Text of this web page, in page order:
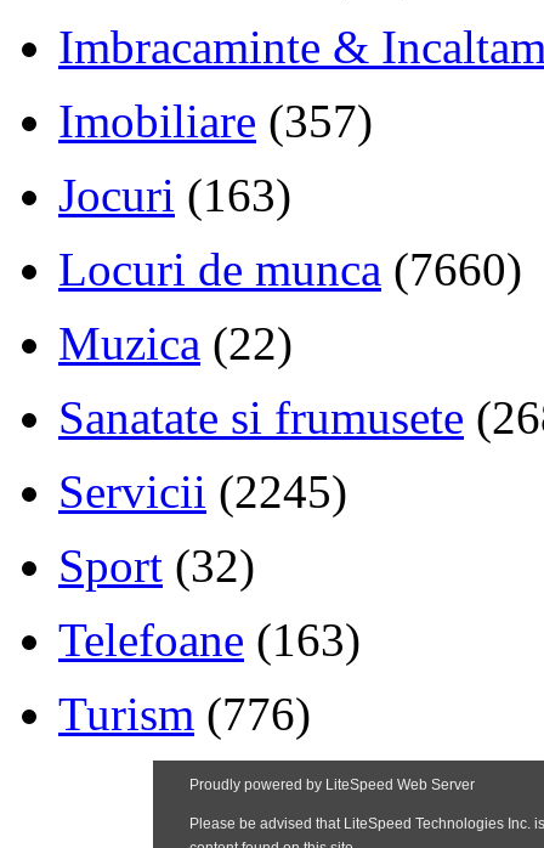
Imbracaminte &
Imobiliare (357)
Jocuri (163)
Locuri de munca (7660)
Muzica (22)
Sanatate si frumusete
Servicii (2245)
Sport (32)
Telefoane (163)
Turism (776)